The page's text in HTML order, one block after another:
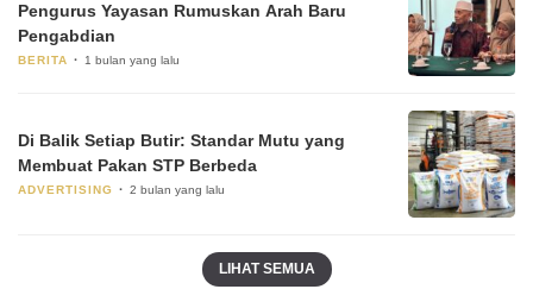
Pengurus Yayasan Rumuskan Arah Baru
Pengabdian
BERITA 1 bulan yang lalu
Di Balik Setiap Butir: Standar Mutu yang
Membuat Pakan STP Berbeda
ADVERTISING 2 bulan yang lalu
LIHAT SEMUA